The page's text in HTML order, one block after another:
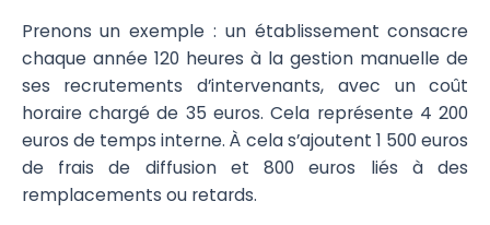
Prenons un exemple : un établissement consacre
chaque année 120 heures à la gestion manuelle de
ses recrutements d’intervenants, avec un coût
horaire chargé de 35 euros. Cela représente 4 200
euros de temps interne. À cela s’ajoutent 1 500 euros
de frais de diffusion et 800 euros liés à des
remplacements ou retards.